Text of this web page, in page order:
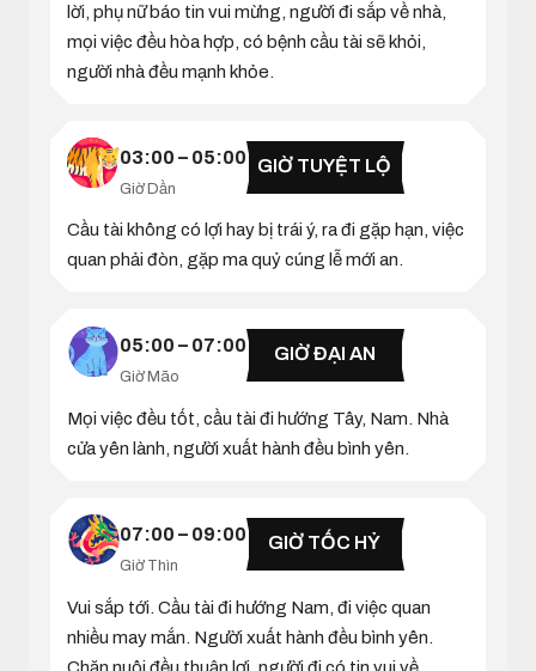
lời, phụ nữ báo tin vui mừng, người đi sắp về nhà,
mọi việc đều hòa hợp, có bệnh cầu tài sẽ khỏi,
người nhà đều mạnh khỏe.
03:00 – 05:00
Giờ Dần
GIỜ TUYỆT LỘ
Cầu tài không có lợi hay bị trái ý, ra đi gặp hạn, việc
quan phải đòn, gặp ma quỷ cúng lễ mới an.
05:00 – 07:00
Giờ Mão
GIỜ ĐẠI AN
Mọi việc đều tốt, cầu tài đi hướng Tây, Nam. Nhà
cửa yên lành, người xuất hành đều bình yên.
07:00 – 09:00
Giờ Thìn
GIỜ TỐC HỶ
Vui sắp tới. Cầu tài đi hướng Nam, đi việc quan
nhiều may mắn. Người xuất hành đều bình yên.